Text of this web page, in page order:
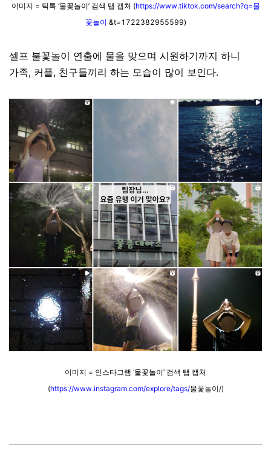
이미지 = 틱톡 ‘물꽃놀이’ 검색 탭 캡처 (https://www.tiktok.com/search?q=물
꽃놀이 &t=1722382955599)
셀프 불꽃놀이 연출에 물을 맞으며 시원하기까지 하니
가족, 커플, 친구들끼리 하는 모습이 많이 보인다.
이미지 = 인스타그램 ‘물꽃놀이’ 검색 탭 캡처
(https://www.instagram.com/explore/tags/물꽃놀이/)